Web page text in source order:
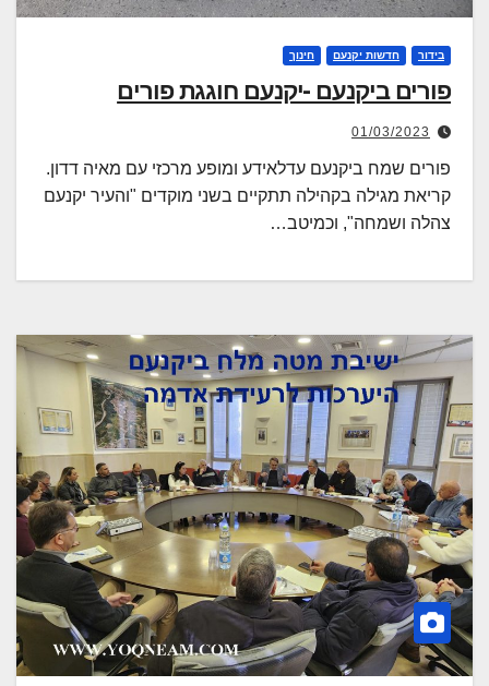
בידור חדשות יקנעם חינוך
פורים ביקנעם -יקנעם חוגגת פורים
01/03/2023
פורים שמח ביקנעם עדלאידע ומופע מרכזי עם מאיה דדון.
קריאת מגילה בקהילה תתקיים בשני מוקדים "והעיר יקנעם
צהלה ושמחה", וכמיטב…